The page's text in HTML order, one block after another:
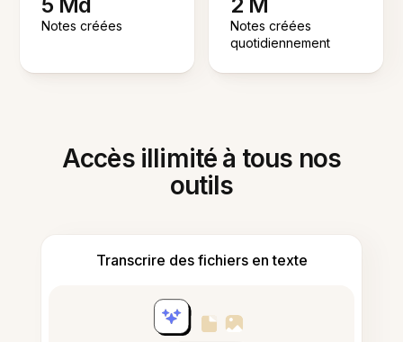
Notes créées
Notes créées
quotidiennement
Accès illimité à tous nos
outils
Transcrire des fichiers en texte